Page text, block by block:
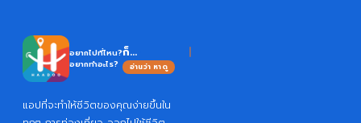
อยากไปที่ไหน?
อยากทำอะไร?
ก็...
อ่านว่า หาดู
แอปที่จะทำให้ชีวิตของคุณง่ายขึ้นใน